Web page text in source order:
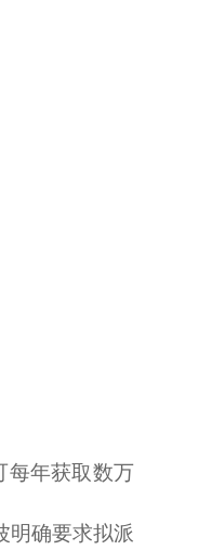
每年获取数万
明确要求拟派